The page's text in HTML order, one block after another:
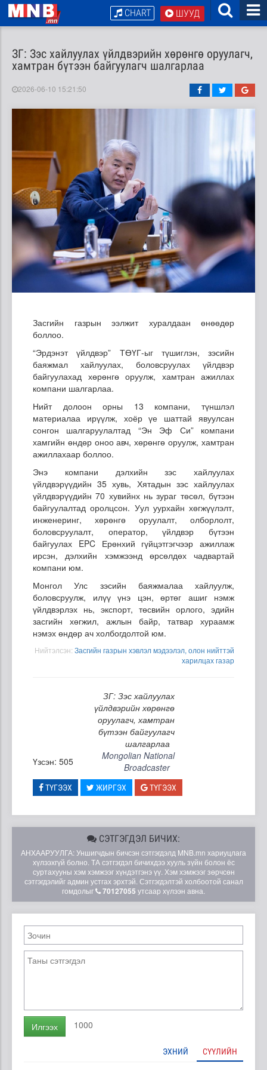
ШУУД
CHART
ЗГ: Зэс хайлуулах үйлдвэрийн хөрөнгө оруулагч,
хамтран бүтээн байгуулагч шалгарлаа
2026-06-10 15:21:50
Засгийн газрын ээлжит хуралдаан өнөөдөр
боллоо.
“Эрдэнэт үйлдвэр” ТӨҮГ-ыг түшиглэн, зэсийн
баяжмал хайлуулах, боловсруулах үйлдвэр
байгуулахад хөрөнгө оруулж, хамтран ажиллах
компани шалгарлаа.
Нийт долоон орны 13 компани, түншлэл
материалаа ирүүлж, хоёр үе шаттай явуулсан
сонгон шалгаруулалтад “Эн Эф Си” компани
хамгийн өндөр оноо авч, хөрөнгө оруулж, хамтран
ажиллахаар боллоо.
Энэ компани дэлхийн зэс хайлуулах
үйлдвэрүүдийн 35 хувь, Хятадын зэс хайлуулах
үйлдвэрүүдийн 70 хувийнх нь зураг төсөл, бүтээн
байгуулалтад оролцсон. Уул уурхайн хөгжүүлэлт,
инженеринг, хөрөнгө оруулалт, олборлолт,
боловсруулалт, оператор, үйлдвэр бүтээн
байгуулах EPC Ерөнхий гүйцэтгэгчээр ажиллаж
ирсэн, дэлхийн хэмжээнд өрсөлдөх чадвартай
компани юм.
Монгол Улс зэсийн баяжмалаа хайлуулж,
боловсруулж, илүү үнэ цэн, өртөг ашиг нэмж
үйлдвэрлэх нь, экспорт, төсвийн орлого, эдийн
засгийн хөгжил, ажлын байр, татвар хураамж
нэмэх өндөр ач холбогдолтой юм.
Нийтэлсэн: Засгийн газрын хэвлэл мэдээлэл, олон нийттэй
харилцах газар
ЗГ: Зэс хайлуулах
үйлдвэрийн хөрөнгө
оруулагч, хамтран
бүтээн байгуулагч
шалгарлаа
Үзсэн: 505
Mongolian National
Broadcaster
ТҮГЭЭХ ЖИРГЭХ ТҮГЭЭХ
СЭТГЭГДЭЛ БИЧИХ:
АНХААРУУЛГА: Уншигчдын бичсэн сэтгэгдэлд MNB.mn хариуцлага
хүлээхгүй болно. ТА сэтгэгдэл бичихдээ хууль зүйн болон ёс
суртахууны хэм хэмжээг хүндэтгэнэ үү. Хэм хэмжээг зөрчсөн
сэтгэгдэлийг админ устгах эрхтэй. Сэтгэгдэлтэй холбоотой санал
гомдолыг
70127055 утсаар хүлээн авна.
Илгээх 1000
ЭХНИЙ СҮҮЛИЙН